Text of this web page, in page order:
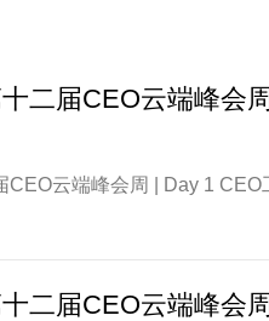
二届CEO云端峰会
云端峰会周 | Day 1 CEO
二届CEO云端峰会